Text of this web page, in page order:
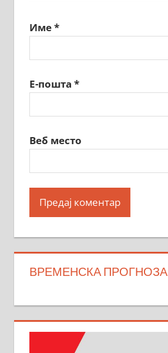
Име*
Е-пошта *
Веб место
ВРЕМЕНСКА ПРОГНОЗА